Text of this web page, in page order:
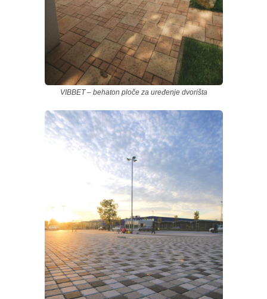
VIBBET – behaton ploče za uređenje dvorišta